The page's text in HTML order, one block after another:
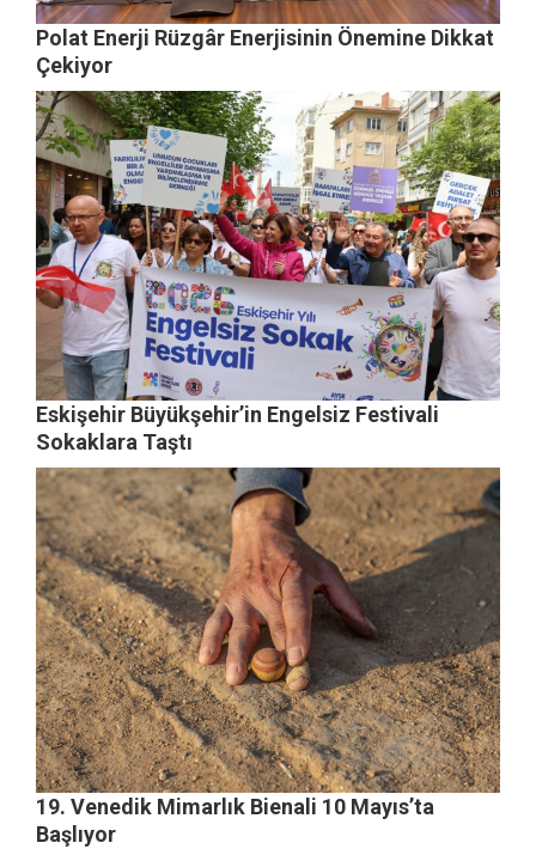
Polat Enerji Rüzgâr Enerjisinin Önemine Dikkat
Çekiyor
Eskişehir Büyükşehir’in Engelsiz Festivali
Sokaklara Taştı
19. Venedik Mimarlık Bienali 10 Mayıs’ta
Başlıyor